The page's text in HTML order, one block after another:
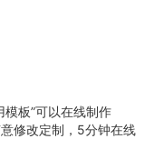
板”可以在线制作
修改定制，5分钟在线